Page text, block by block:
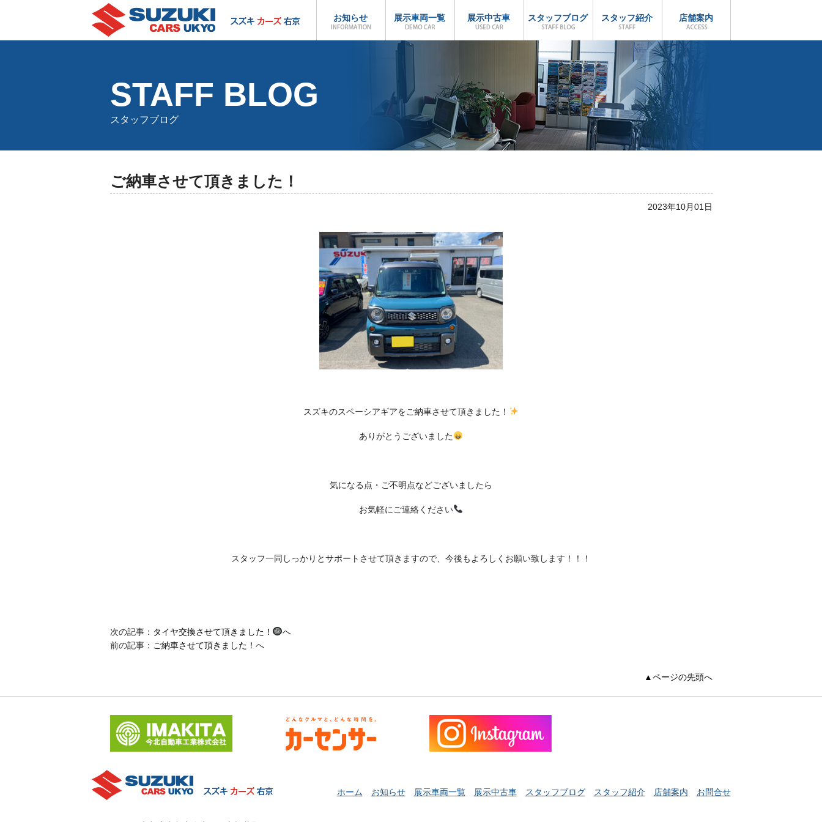
お知らせ 展示車両一覧 展示中古車 スタッフブログ スタッフ紹介 店舗案内
STAFF BLOG
スタッフブログ
ご納車させて頂きました！
2023年10月01日
スズキのスペーシアギアをご納車させて頂きました！
ありがとうございました
気になる点・ご不明点などございましたら
お気軽にご連絡ください
スタッフ一同しっかりとサポートさせて頂きますので、今後もよろしくお願い致します！！！
次の記事： タイヤ交換させて頂きました！
へ
前の記事： ご納車させて頂きました！ へ
▲ページの先頭へ
ホーム お知らせ 展示車両一覧 展示中古車 スタッフブログ スタッフ紹介 店舗案内 お問合せ